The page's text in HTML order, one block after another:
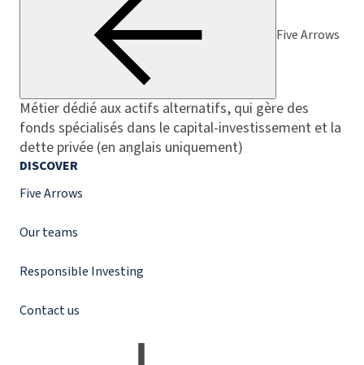
Five Arrows
Métier dédié aux actifs alternatifs, qui gère des
fonds spécialisés dans le capital-investissement et la
dette privée (en anglais uniquement)
DISCOVER
Five Arrows
Our teams
Responsible Investing
Contact us